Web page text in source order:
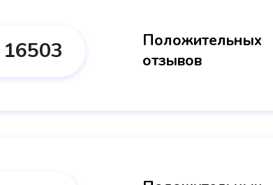
16503
Положительных
отзывов